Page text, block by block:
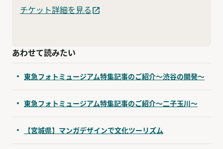
チケット詳細を見る
あわせて読みたい
東急フォトミュージアム特集記事のご紹介〜渋谷の開発〜
東急フォトミュージアム特集記事のご紹介〜二子玉川〜
【宮城県】マンガデザインで文化ツーリズム